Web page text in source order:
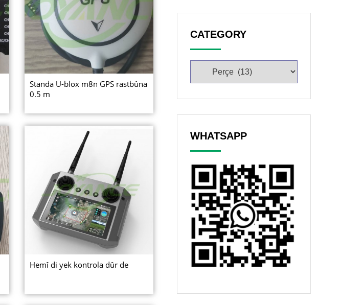
Standa U-blox m8n GPS rastbûna
0.5 m
Hemî di yek kontrola dûr de
CATEGORY
WHATSAPP